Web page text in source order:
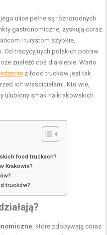
jego ulice pełne są różnorodnych
gastronomiczne, zyskują coraz
i turystom szybkie,
Od tradycyjnych polskich potraw
znaleźć coś dla siebie. Warto
z food trucków jest tak
ich właścicielami. Kto wie,
ulubiony smak na krakowskich
food truckach?
Krakowie?
trucków?
, które zdobywają coraz